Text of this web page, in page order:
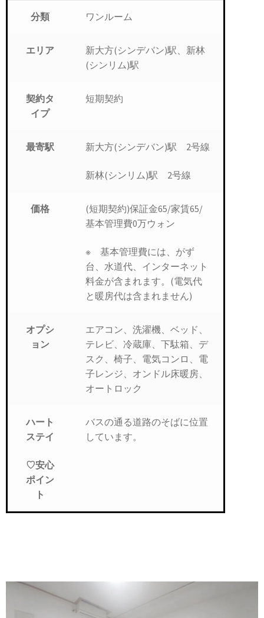
分類 ワンルーム
エリア
新大方(シンデバン)駅、新林
(シンリム)駅
契約タ
イプ
短期契約
最寄駅 新大方(シンデバン)駅 2号線
新林(シンリム)駅 2号線
価格
(短期契約)保証金65/家賃65/
基本管理費0万ウォン
※ 基本管理費には、がず
台、水道代、インターネット
料金が含まれます。(電気代
と暖房代は含まれません)
オプシ
ョン
エアコン、洗濯機、ベッド、
テレビ、冷蔵庫、下駄箱、デ
スク、椅子、電気コンロ、電
子レンジ、オンドル床暖房、
オートロック
ハート
ステイ
♡安心
ポイン
ト
バスの通る道路のそばに位置
しています。